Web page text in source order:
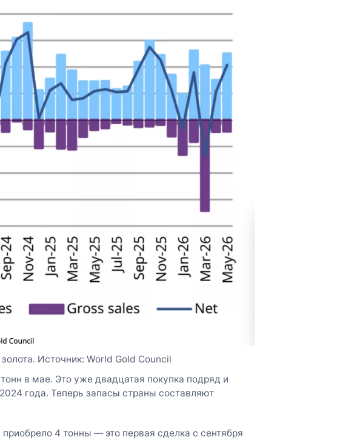
Источник: World Gold Council
в мае. Это уже двадцатая покупка подряд и
года. Теперь запасы страны составляют
4 тонны — это первая сделка с сентября